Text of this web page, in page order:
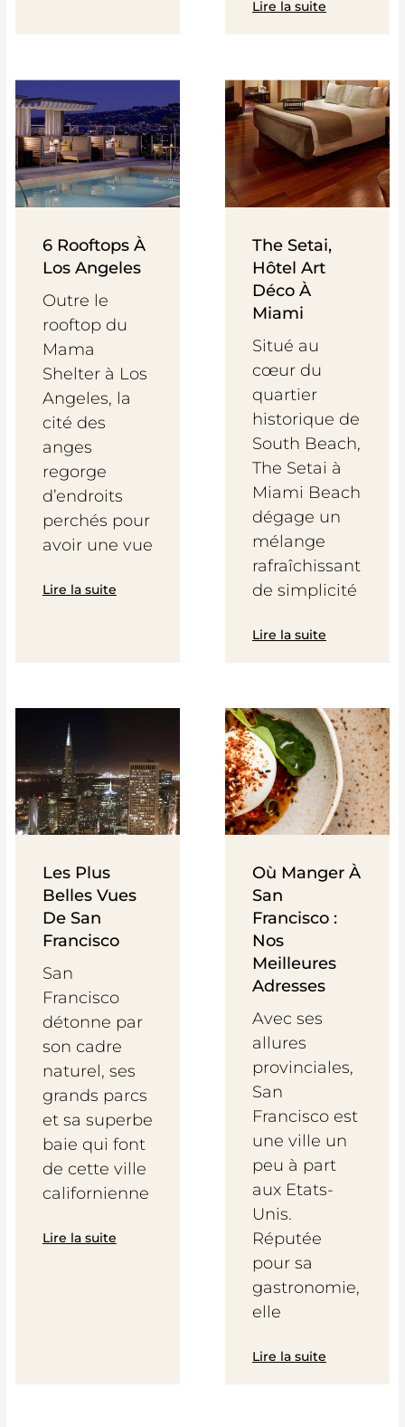
Lire la suite
6 Rooftops À
Los Angeles
Outre le
rooftop du
Mama
Shelter à Los
Angeles, la
cité des
anges
regorge
d’endroits
perchés pour
avoir une vue
Lire la suite
The Setai,
Hôtel Art
Déco À
Miami
Situé au
cœur du
quartier
historique de
South Beach,
The Setai à
Miami Beach
dégage un
mélange
rafraîchissant
de simplicité
Lire la suite
Les Plus
Belles Vues
De San
Francisco
San
Francisco
détonne par
son cadre
naturel, ses
grands parcs
et sa superbe
baie qui font
de cette ville
californienne
Lire la suite
Où Manger À
San
Francisco :
Nos
Meilleures
Adresses
Avec ses
allures
provinciales,
San
Francisco est
une ville un
peu à part
aux Etats-
Unis.
Réputée
pour sa
gastronomie,
elle
Lire la suite